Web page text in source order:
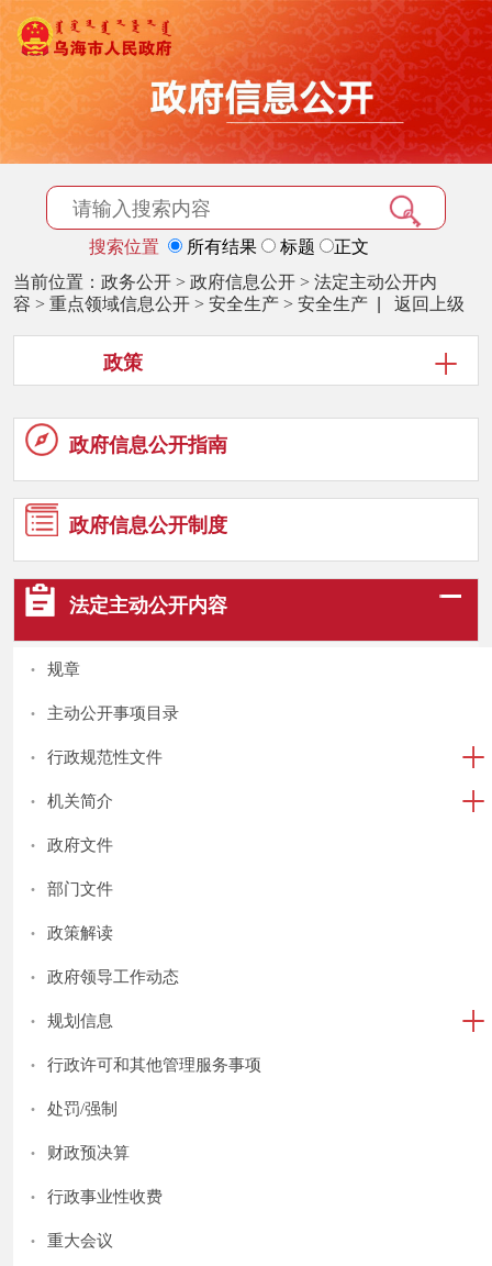
搜索位置 所有结果 标题
正文
当前位置： 政务公开 > 政府信息公开 > 法定主动公开内
容 > 重点领域信息公开 > 安全生产 > 安全生产 返回上级
政策
政府信息公开指南
政府信息公开制度
法定主动公开内容
· 规章
· 主动公开事项目录
· 行政规范性文件
· 机关简介
· 政府文件
· 部门文件
· 政策解读
· 政府领导工作动态
· 规划信息
· 行政许可和其他管理服务事项
· 处罚/强制
· 财政预决算
· 行政事业性收费
· 重大会议